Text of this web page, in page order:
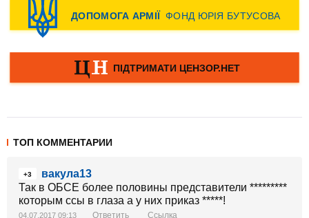
ТОП КОММЕНТАРИИ
+3
вакула13
Так в ОБСЕ более половины представители *********
которым ссы в глаза а у них приказ *****!
04.07.2017 09:13 Ответить Ссылка